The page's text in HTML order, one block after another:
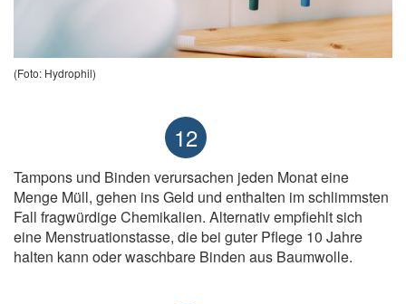
(Foto: Hydrophil)
12
Tampons und Binden verursachen jeden Monat eine
Menge Müll, gehen ins Geld und enthalten im schlimmsten
Fall fragwürdige Chemikalien. Alternativ empfiehlt sich
eine Menstruationstasse, die bei guter Pflege 10 Jahre
halten kann oder waschbare Binden aus Baumwolle.